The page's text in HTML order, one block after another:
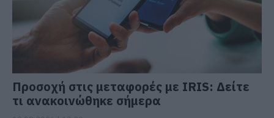
Προσοχή στις μεταφορές με IRIS: Δείτε
τι ανακοινώθηκε σήμερα